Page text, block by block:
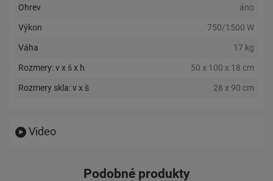
Ohrev áno
Výkon 750/1500 W
Váha 17 kg
Rozmery: v x š x h 50 x 100 x 18 cm
Rozmery skla: v x š 28 x 90 cm
Video
Podobné produkty